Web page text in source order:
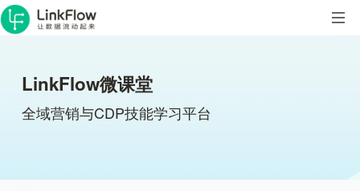
LinkFlow微课堂
全域营销与CDP技能学习平台